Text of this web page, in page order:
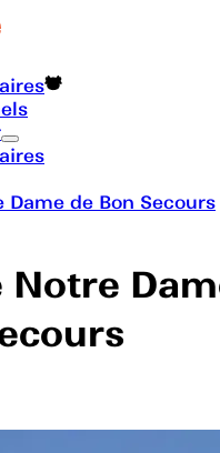
Dame de Bon Secours
Notre